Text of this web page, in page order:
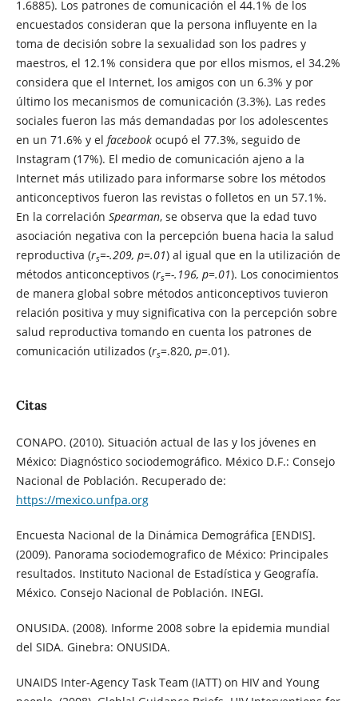
1.6885). Los patrones de comunicación el 44.1% de los
encuestados consideran que la persona influyente en la
toma de decisión sobre la sexualidad son los padres y
maestros, el 12.1% considera que por ellos mismos, el 34.2%
considera que el Internet, los amigos con un 6.3% y por
último los mecanismos de comunicación (3.3%). Las redes
sociales fueron las más demandadas por los adolescentes
en un 71.6% y el facebookocupó el 77.3%, seguido de
Instagram (17%). El medio de comunicación ajeno a la
Internet más utilizado para informarse sobre los métodos
anticonceptivos fueron las revistas o folletos en un 57.1%.
En la correlación Spearman, se observa que la edad tuvo
asociación negativa con la percepción buena hacia la salud
reproductiva (rs=-.209, p=.01) al igual que en la utilización de
métodos anticonceptivos (rs=-.196, p=.01). Los conocimientos
de manera global sobre métodos anticonceptivos tuvieron
relación positiva y muy significativa con la percepción sobre
salud reproductiva tomando en cuenta los patrones de
comunicación utilizados (rs=.820, p=.01).
Citas
CONAPO. (2010). Situación actual de las y los jóvenes en
México: Diagnóstico sociodemográfico. México D.F.: Consejo
Nacional de Población. Recuperado de:
https://mexico.unfpa.org
Encuesta Nacional de la Dinámica Demográfica [ENDIS].
(2009). Panorama sociodemografico de México: Principales
resultados. Instituto Nacional de Estadística y Geografía.
México. Consejo Nacional de Población. INEGI.
ONUSIDA. (2008). Informe 2008 sobre la epidemia mundial
del SIDA. Ginebra: ONUSIDA.
UNAIDS Inter-Agency Task Team (IATT) on HIV and Young